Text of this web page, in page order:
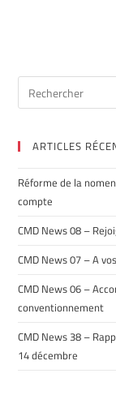
ARTICLES
Réforme de la
compte
CMD News 08 –
CMD News 07 – A
CMD News 06 –
conventionnement
CMD News 38 –
14 décembre